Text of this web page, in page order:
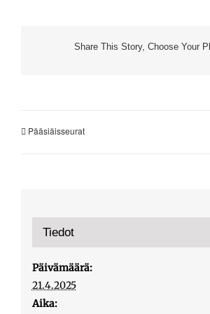
Share This Story, Choose Your
Pääsiäisseurat
Tiedot
Päivämäärä:
21.4.2025
Aika: